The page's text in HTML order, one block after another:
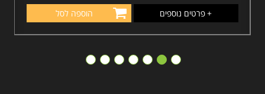
+פרטים נוספים הוספה לסל